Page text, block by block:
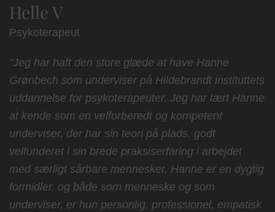
Helle V
Psykoterapeut
Jeg har haft den store glæde at have Hanne
Grønbech som underviser på Hildebrandt instituttets
uddannelse for psykoterapeuter. Jeg har lært Hanne
at kende som en velforberedt og kompetent
underviser, der har sin teori på plads, godt
velfunderet i sin brede praksiserfaring i arbejdet
med særligt sårbare mennesker. Hanne er en dygtig
formidler, og både som menneske og som
underviser, er hun personlig, professionel, empatisk